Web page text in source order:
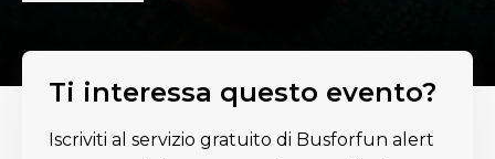
Ti interessa questo evento?
Iscriviti al servizio gratuito di Busforfun alert